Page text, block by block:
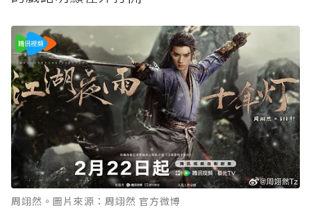
周翊然。圖片來源：周翊然 官方微博